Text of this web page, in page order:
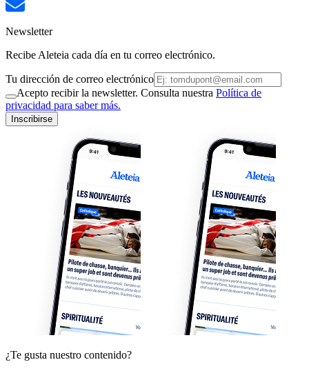
Newsletter
Recibe Aleteia cada día en tu correo electrónico.
Tu dirección de correo electrónico
Acepto recibir la newsletter. Consulta nuestra Política de
privacidad para saber más.
Inscribirse
¿Te gusta nuestro contenido?